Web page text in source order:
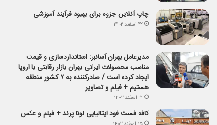
چاپ آنلاین جزوه برای بهبود فرآیند آموزشی
۲۲ اسفند ۱۴۰۲
مدیرعامل بهران آسانبر: استانداردسازی و قیمت
مناسب محصولات ایرانی بهران بازار رقابتی با اروپا
ایجاد کرده است / صادرکننده به ۷ کشور منطقه
هستیم + فیلم و تصاویر
۲۱ اسفند ۱۴۰۲
کافه فست فود ایتالیایی لونا پرند + فیلم و عکس